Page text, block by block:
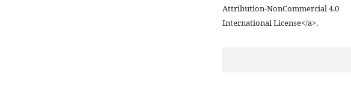
Attribution-NonCommercial 4.0
International License</a>.